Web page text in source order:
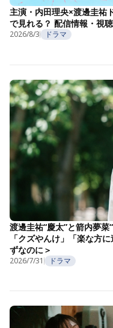
主演・内田理央×渡邊圭祐
で見れる？ 配信情報・視
2026/8/3 ドラマ
渡邊圭祐“慶太”と箭内夢
「クズやんけ」「楽な方
ずなのに＞
2026/7/31 ドラマ